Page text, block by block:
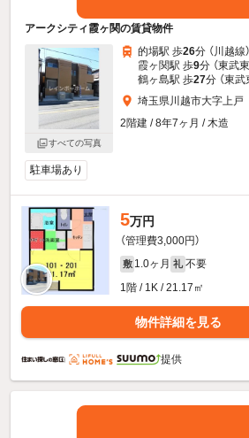
アークシティ霞ヶ関の賃貸物件
すべての写真
的場駅 歩26分 （川越線）
霞ヶ関駅 歩9分 （東武
鶴ヶ島駅 歩27分 （東武
埼玉県川越市大字上戸
2階建 / 8年7ヶ月 / 木造
駐車場あり
5万円
（管理費3,000円）
敷 1.0ヶ月 礼 不要
1階 / 1K / 21.17㎡
物件詳細を見る
提供